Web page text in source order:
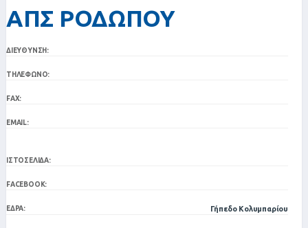
ΑΠΣ ΡΟΔΩΠΟΥ
ΔΙΕΎΘΥΝΣΗ:
ΤΗΛΈΦΩΝΟ:
FAX:
EMAIL:
ΙΣΤΟΣΕΛΊΔΑ:
FACEBOOK:
ΈΔΡΑ: Γήπεδο Κολυμπαρίου